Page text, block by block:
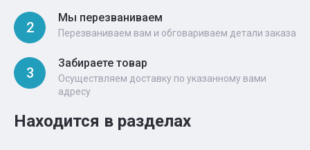
2
Мы перезваниваем
Перезваниваем вам и обговариваем детали заказа
3
Забираете товар
Осуществляем доставку по указанному вами
адресу
Находится в разделах